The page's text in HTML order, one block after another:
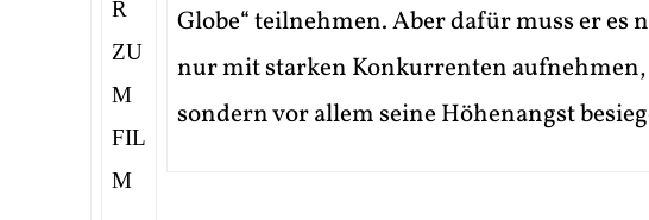
Globe“ teilnehmen. Aber dafür muss er es
nur mit starken Konkurrenten aufnehmen,
sondern vor allem seine Höhenangst